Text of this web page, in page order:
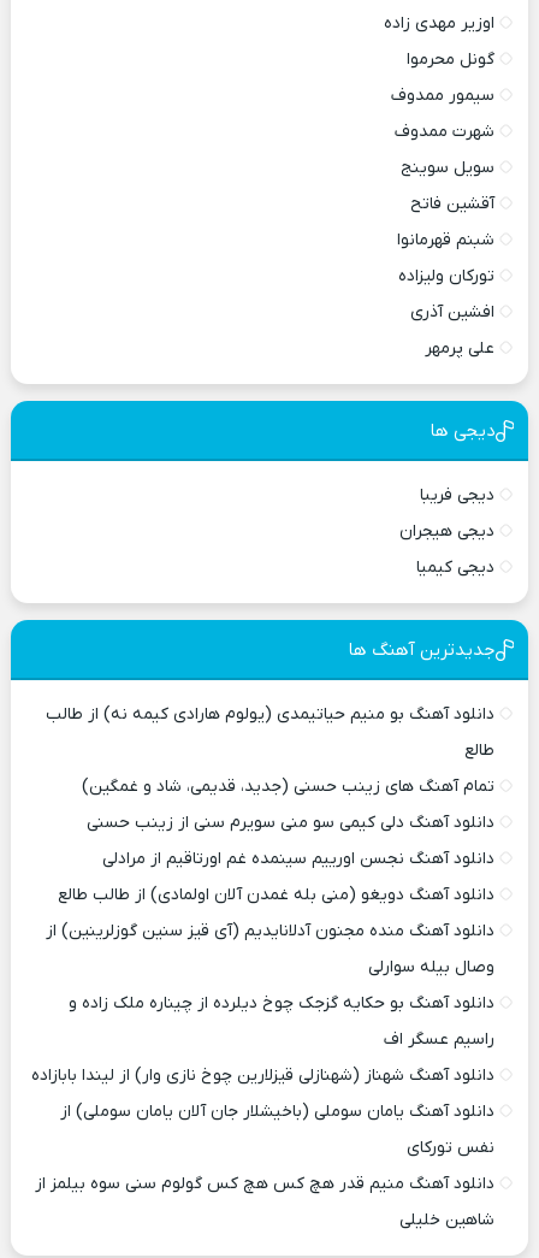
اوزیر مهدی زاده
گونل محرموا
سیمور ممدوف
شهرت ممدوف
سویل سوینج
آقشین فاتح
شبنم قهرمانوا
تورکان ولیزاده
افشین آذری
علی پرمهر
دیجی ها
دیجی فریبا
دیجی هیجران
دیجی کیمیا
جدیدترین آهنگ ها
دانلود آهنگ بو منیم حیاتیمدی (یولوم هارادی کیمه نه) از طالب
طالع
تمام آهنگ های زینب حسنی (جدید، قدیمی، شاد و غمگین)
دانلود آهنگ دلی کیمی سو منی سویرم سنی از زینب حسنی
دانلود آهنگ نجسن اورییم سینمده غم اورتاقیم از مرادلی
دانلود آهنگ دویغو (منی بله غمدن آلان اولمادی) از طالب طالع
دانلود آهنگ منده مجنون آدلانایدیم (آی قیز سنین گوزلرینین) از
وصال بیله سوارلی
دانلود آهنگ بو حکایه گزجک چوخ دیلرده از چیناره ملک زاده و
راسیم عسگر اف
دانلود آهنگ شهناز (شهنازلی قیزلارین چوخ نازی وار) از لیندا بابازاده
دانلود آهنگ یامان سوملی (باخیشلار جان آلان یامان سوملی) از
نفس تورکای
دانلود آهنگ منیم قدر هچ کس هچ کس گولوم سنی سوه بیلمز از
شاهین خلیلی